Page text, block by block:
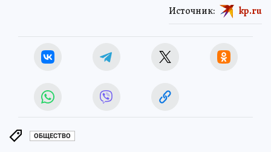
Источник: kp.ru
ОБЩЕСТВО